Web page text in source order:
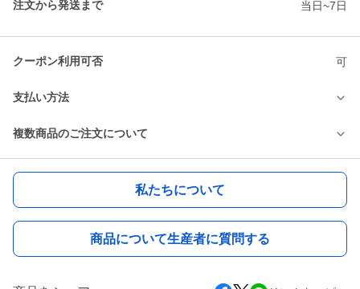
注文から発送まで 当日~7日
クーポン利用可否 可
支払い方法
複数商品のご注文について
私たちについて
商品について生産者に質問する